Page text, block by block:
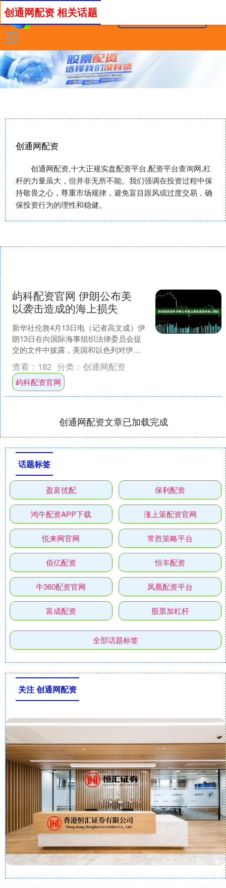
创通网配资
创通网配资,十大正规实盘配资平台,配资平台查询网,杠
杆的力量虽大，但并非无所不能。我们强调在投资过程中保
持敬畏之心，尊重市场规律，避免盲目跟风或过度交易，确
保投资行为的理性和稳健。
创通网配资 相关话题
屿科配资官网 伊朗公布美
以袭击造成的海上损失
新华社伦敦4月13日电（记者高文成）伊
朗13日在向国际海事组织法律委员会提
交的文件中披露，美国和以色列对伊朗
发动的军事打击对其海上运输、人员安
全等造成严重损失，....
查看： 182 分类： 创通网配资
屿科配资官网
创通网配资文章已加载完成
话题标签
盈富优配 保利配资
鸿牛配资APP下载 涨上策配资官网
悦来网官网 常胜策略平台
佰亿配资 恒丰配资
牛360配资官网 凤凰配资平台
富成配资 股票加杠杆
全部话题标签
关注 创通网配资